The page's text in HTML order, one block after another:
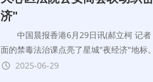
济"
中国晨报香港6月29日讯(郝立柯 记者
面的禁毒法治课点亮了星城"夜经济"地标
2025-06-29